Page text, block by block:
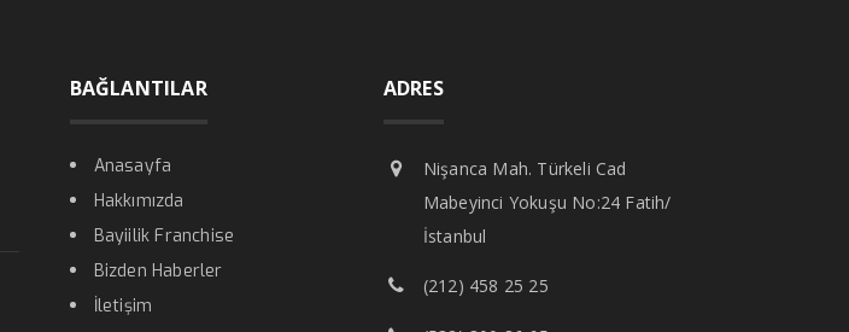
BAĞLANTILAR
Anasayfa
Hakkımızda
Bayiilik Franchise
Bizden Haberler
İletişim
ADRES
Nişanca Mah. Türkeli Cad
Mabeyinci Yokuşu No:24 Fatih/
İstanbul
(212) 458 25 25